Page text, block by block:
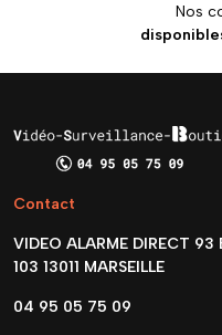
Nos
Contact
VIDEO ALARME DIRECT
103 13011 MARSEILLE
04 95 05 75 09